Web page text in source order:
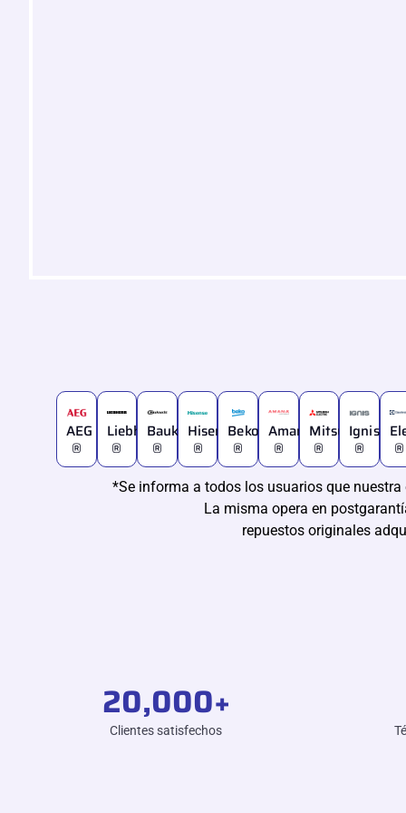
AEG
®
Liebherr
®
Bauknecht
®
Hisense
®
Beko
®
Amana
®
Mitsubishi
®
Ignis
® ®
*Se informa a todos los usuarios que
La misma opera en
repuestos originales
Clientes satisfechos
20,000+